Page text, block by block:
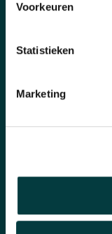
Voorkeuren
Statistieken
Marketing
Winkel in
Officieel